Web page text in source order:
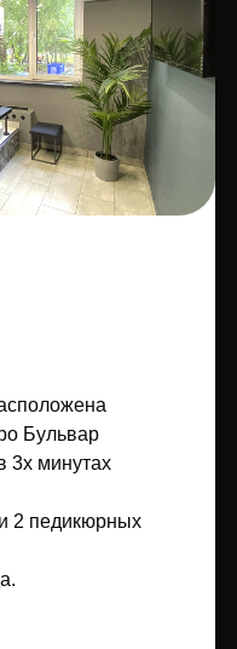
Бульвар
3х минутах
2 педикюрных